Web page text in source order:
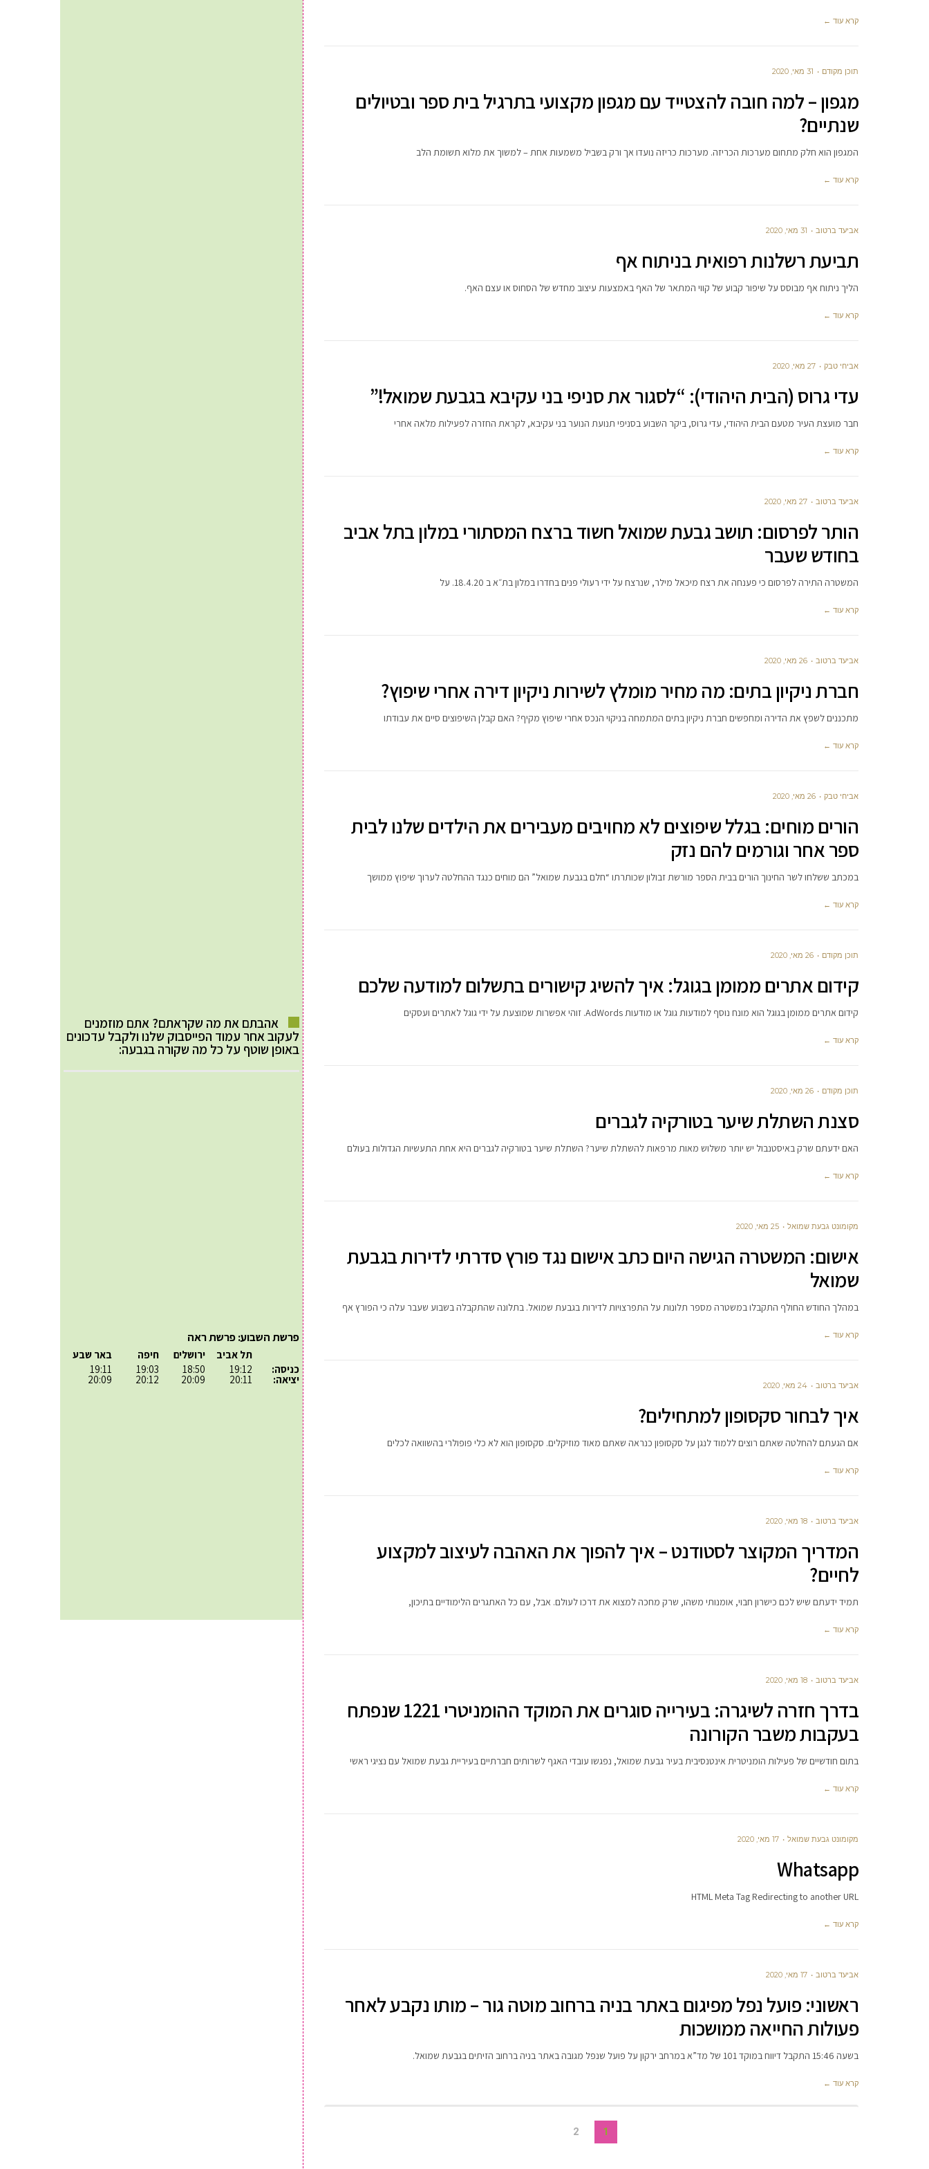
קרא עוד ←
תוכן מקודם 31 מאי, 2020
מגפון – למה חובה להצטייד עם מגפון מקצועי בתרגיל בית ספר ובטיולים
שנתיים?
המגפון הוא חלק מתחום מערכות הכריזה. מערכות כריזה נועדו אך ורק בשביל משמעות אחת – למשוך את מלוא תשומת הלב
קרא עוד ←
אביעד ברטוב 31 מאי, 2020
תביעת רשלנות רפואית בניתוח אף
הליך ניתוח אף מבוסס על שיפור קבוע של קווי המתאר של האף באמצעות עיצוב מחדש של הסחוס או עצם האף.
קרא עוד ←
אביחי טבק 27 מאי, 2020
עדי גרוס (הבית היהודי): “לסגור את סניפי בני עקיבא בגבעת שמואל!”
חבר מועצת העיר מטעם הבית היהודי, עדי גרוס, ביקר השבוע בסניפי תנועת הנוער בני עקיבא, לקראת החזרה לפעילות מלאה אחרי
קרא עוד ←
אביעד ברטוב 27 מאי, 2020
הותר לפרסום: תושב גבעת שמואל חשוד ברצח המסתורי במלון בתל אביב
בחודש שעבר
המשטרה התירה לפרסום כי פענחה את רצח מיכאל מילר, שנרצח על ידי רעולי פנים בחדרו במלון בת״א ב 18.4.20. על
קרא עוד ←
אביעד ברטוב 26 מאי, 2020
חברת ניקיון בתים: מה מחיר מומלץ לשירות ניקיון דירה אחרי שיפוץ?
מתכננים לשפץ את הדירה ומחפשים חברת ניקיון בתים המתמחה בניקוי הנכס אחרי שיפוץ מקיף? האם קבלן השיפוצים סיים את עבודתו
קרא עוד ←
אביחי טבק 26 מאי, 2020
הורים מוחים: בגלל שיפוצים לא מחויבים מעבירים את הילדים שלנו לבית
ספר אחר וגורמים להם נזק
במכתב ששלחו לשר החינוך הורים בבית הספר מורשת זבולון שכותרתו “חלם בגבעת שמואל” הם מוחים כנגד ההחלטה לערוך שיפוץ ממושך
קרא עוד ←
תוכן מקודם 26 מאי, 2020
קידום אתרים ממומן בגוגל: איך להשיג קישורים בתשלום למודעה שלכם
קידום אתרים ממומן בגוגל הוא מונח נוסף למודעות גוגל או מודעות AdWords. זוהי אפשרות שמוצעת על ידי גוגל לאתרים ועסקים
קרא עוד ←
תוכן מקודם 26 מאי, 2020
סצנת השתלת שיער בטורקיה לגברים
האם ידעתם שרק באיסטנבול יש יותר משלוש מאות מרפאות להשתלת שיער? השתלת שיער בטורקיה לגברים היא אחת התעשיות הגדולות בעולם
קרא עוד ←
מקומונט גבעת שמואל 25 מאי, 2020
אישום: המשטרה הגישה היום כתב אישום נגד פורץ סדרתי לדירות בגבעת
שמואל
במהלך החודש החולף התקבלו במשטרה מספר תלונות על התפרצויות לדירות בגבעת שמואל. בתלונה שהתקבלה בשבוע שעבר עלה כי הפורץ אף
קרא עוד ←
אביעד ברטוב 24 מאי, 2020
איך לבחור סקסופון למתחילים?
אם הגעתם להחלטה שאתם רוצים ללמוד לנגן על סקסופון כנראה שאתם מאוד מוזיקלים. סקסופון הוא לא כלי פופולרי בהשוואה לכלים
קרא עוד ←
אביעד ברטוב 18 מאי, 2020
המדריך המקוצר לסטודנט – איך להפוך את האהבה לעיצוב למקצוע
לחיים?
תמיד ידעתם שיש לכם כישרון חבוי, אומנותי משהו, שרק מחכה למצוא את דרכו לעולם. אבל, עם כל האתגרים הלימודיים בתיכון,
קרא עוד ←
אביעד ברטוב 18 מאי, 2020
בדרך חזרה לשיגרה: בעירייה סוגרים את המוקד ההומניטרי 1221 שנפתח
בעקבות משבר הקורונה
בתום חודשיים של פעילות הומניטרית אינטנסיבית בעיר גבעת שמואל, נפגשו עובדי האגף לשרותים חברתיים בעיריית גבעת שמואל עם נציגי ראשי
קרא עוד ←
מקומונט גבעת שמואל 17 מאי, 2020
Whatsapp
HTML Meta Tag Redirecting to another URL
קרא עוד ←
אביעד ברטוב 17 מאי, 2020
ראשוני: פועל נפל מפיגום באתר בניה ברחוב מוטה גור – מותו נקבע לאחר
פעולות החייאה ממושכות
בשעה 15:46 התקבל דיווח במוקד 101 של מד”א במרחב ירקון על פועל שנפל מגובה באתר בניה ברחוב הזיתים בגבעת שמואל.
קרא עוד ←
1
2
אהבתם את מה שקראתם? אתם מוזמנים
לעקוב אחר עמוד הפייסבוק שלנו ולקבל עדכונים
באופן שוטף על כל מה שקורה בגבעה:
פרשת השבוע: פרשת ראה
כניסה:
יציאה:
תל אביב
19:12
20:11
ירושלים
18:50
20:09
חיפה
19:03
20:12
באר שבע
19:11
20:09